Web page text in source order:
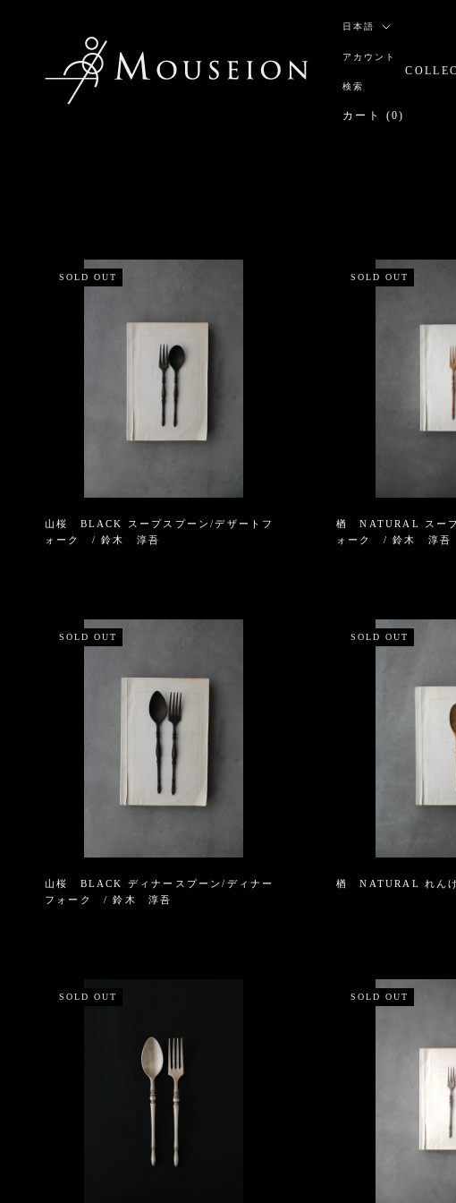
言
日本語
アカウント
検索
カート (0)
SOLD OUT
山桜 BLACK スープスプーン/デザートフ
ォーク / 鈴木 淳吾
SOLD OUT
楢 NATURAL スープ
ォーク / 鈴木 淳吾
SOLD OUT
山桜 BLACK ディナースプーン/ディナー
フォーク / 鈴木 淳吾
SOLD OUT
楢 NATURAL れん
SOLD OUT SOLD OUT